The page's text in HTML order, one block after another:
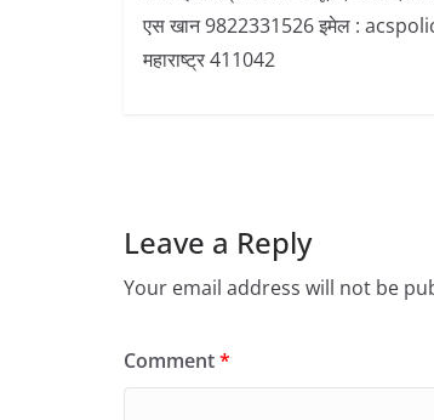
एस खान 9822331526 इमेल :
महाराष्ट्र 411042
Leave a Reply
Your email address will not be
Comment*